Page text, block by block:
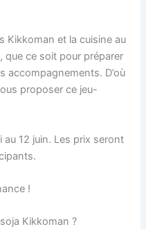
Kikkoman et la cuisine au
que ce soit pour préparer
accompagnements. D’où
proposer ce jeu-
au 12 juin. Les prix seront
!
Kikkoman ?